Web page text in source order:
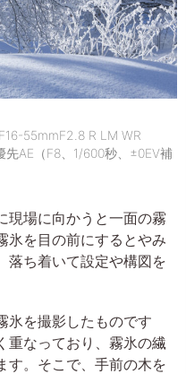
55mmF2.8 R LM WR
AE（F8、1/600秒、±0EV補
現場に向かうと一面の霧
氷を目の前にするとやみ
落ち着いて設定や構図を
氷を撮影したものです
重なっており、霧氷の繊
す。そこで、手前の木を